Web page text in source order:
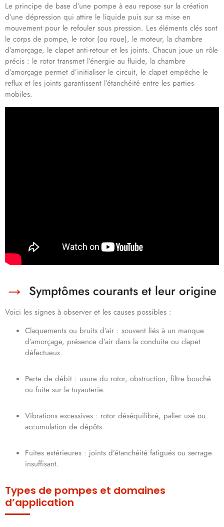
Le principe de base d’une pompe à eau repose sur la création
d’une dépression qui attire le liquide puis sur sa mise en
mouvement pour le refouler sous pression. Les éléments clés sont
le corps de pompe, le rotor (ou roue), le moteur, la chambre
d’amorçage, le clapet anti-retour et les joints. Chacun joue un rôle
précis : le rotor transmet l’énergie au fluide, la chambre
d’amorçage permet d’initialiser le circuit, le clapet empêche le
reflux et les joints garantissent l’étanchéité entre les parties
mobiles.
Symptômes courants et leur origine
Voici les signes à observer et les causes possibles :
Claquements ou bruits d’air : souvent liés à un manque
d’amorçage, présence d’air dans la conduite ou clapet
défectueux.
Perte de débit : usure du rotor, obstruction, filtre bouché
ou fuite sur la tuyauterie.
Vibrations excessives : rotor déséquilibré, palier usé ou
accumulation de dépôts.
Fuites extérieures : joints d’étanchéité fatigués ou serrage
insuffisant.
Types de pompes et domaines
d’application